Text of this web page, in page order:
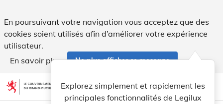
En poursuivant votre navigation vous acceptez que des
cookies soient utilisés afin d’améliorer votre expérience
utilisateur.
En savoir plus
Ne plus afficher ce message
Aller au contenu account_circle help Aide
Explorez simplement et rapidement les
principales fonctionnalités de Legilux
light_mode dark_mode